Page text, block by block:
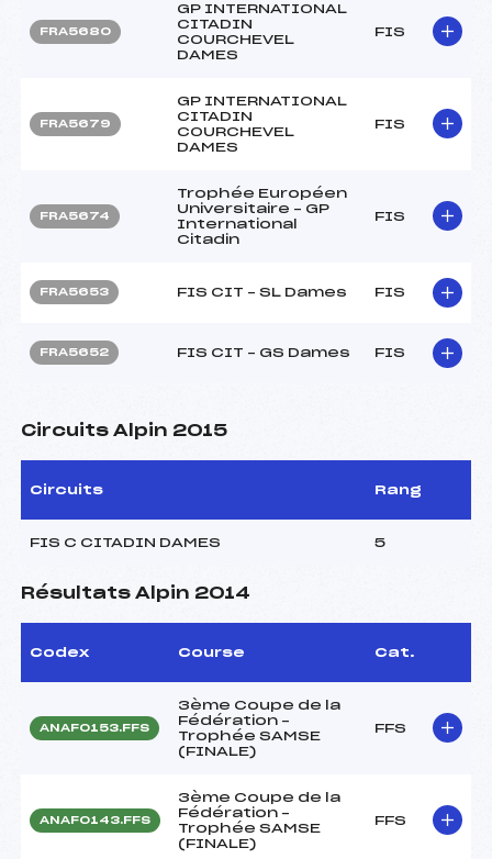
FRA5680
GP INTERNATIONAL
CITADIN
COURCHEVEL
DAMES
FIS
FRA5679
GP INTERNATIONAL
CITADIN
COURCHEVEL
DAMES
FIS
FRA5674
Trophée Européen
Universitaire – GP
International
Citadin
FIS
FRA5653 FIS CIT – SL Dames FIS
FRA5652 FIS CIT – GS Dames FIS
Circuits Alpin 2015
Circuits Rang
FIS C CITADIN DAMES 5
Résultats Alpin 2014
Codex Course Cat.
ANAF0153.FFS
3ème Coupe de la
Fédération –
Trophée SAMSE
(FINALE)
FFS
ANAF0143.FFS
3ème Coupe de la
Fédération –
Trophée SAMSE
(FINALE)
FFS